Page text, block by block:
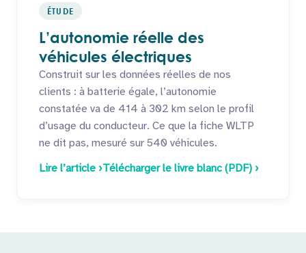
ÉTUDE
L’autonomie réelle des
véhicules électriques
Construit sur les données réelles de nos
clients : à batterie égale, l’autonomie
constatée va de 414 à 302 km selon le profil
d’usage du conducteur. Ce que la fiche WLTP
ne dit pas, mesuré sur 540 véhicules.
Lire l’article ›Télécharger le livre blanc (PDF) ›